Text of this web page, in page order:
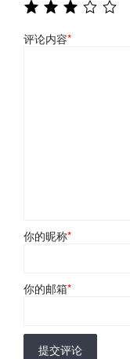
评论内容*
你的昵称*
你的邮箱*
提交评论